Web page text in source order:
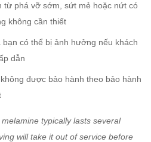
từ phá vỡ sớm, sứt mẻ hoặc nứt có
không cần thiết
có thể bị ảnh hưởng nếu khách
dẫn
được bảo hành theo bảo hành
typically lasts several
will take it out of service before